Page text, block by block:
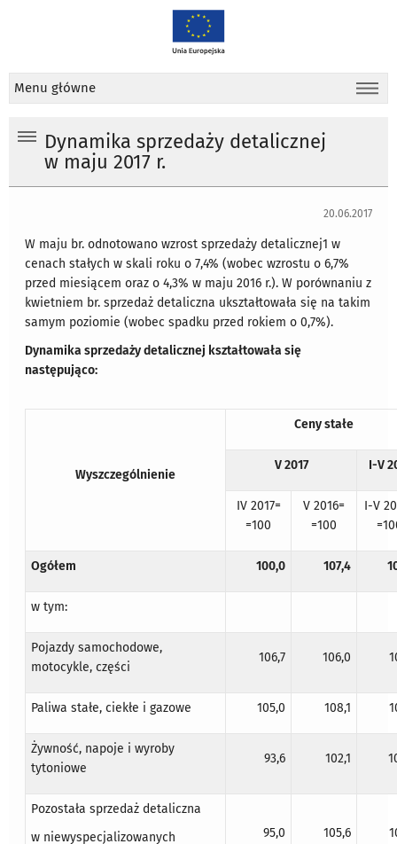
Menu główne
Dynamika sprzedaży detalicznej
w maju 2017 r.
20.06.2017
W maju br. odnotowano wzrost sprzedaży detalicznej1 w
cenach stałych w skali roku o 7,4% (wobec wzrostu o 6,7%
przed miesiącem oraz o 4,3% w maju 2016 r.). W porównaniu z
kwietniem br. sprzedaż detaliczna ukształtowała się na takim
samym poziomie (wobec spadku przed rokiem o 0,7%).
Dynamika sprzedaży detalicznej kształtowała się
następująco:
Wyszczególnienie
Ceny stałe
V 2017 I-V
IV 2017=
=100
V 2016=
=100
I-V
Ogółem 100,0 107,4
w tym:
Pojazdy samochodowe,
motocykle, części
106,7 106,0
Paliwa stałe, ciekłe i gazowe 105,0 108,1
Żywność, napoje i wyroby
tytoniowe
93,6 102,1
Pozostała sprzedaż detaliczna
w niewyspecjalizowanych
95,0 105,6